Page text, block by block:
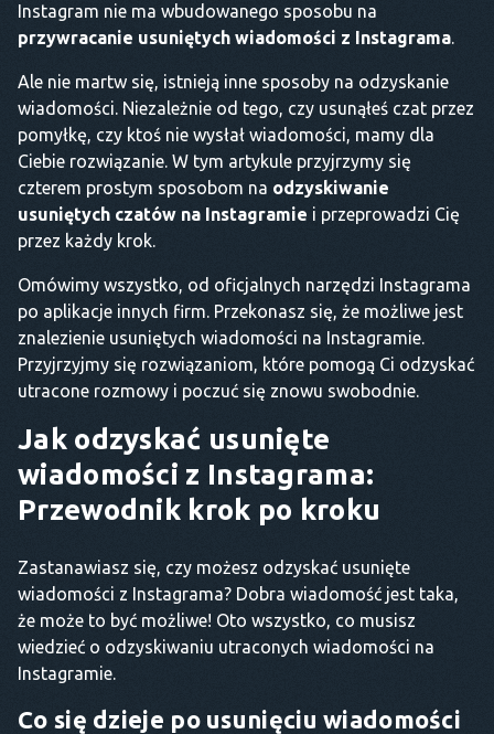
Instagram nie ma wbudowanego sposobu na
przywracanie usuniętych wiadomości z Instagrama.
Ale nie martw się, istnieją inne sposoby na odzyskanie
wiadomości. Niezależnie od tego, czy usunąłeś czat przez
pomyłkę, czy ktoś nie wysłał wiadomości, mamy dla
Ciebie rozwiązanie. W tym artykule przyjrzymy się
czterem prostym sposobom na odzyskiwanie
usuniętych czatów na Instagramie i przeprowadzi Cię
przez każdy krok.
Omówimy wszystko, od oficjalnych narzędzi Instagrama
po aplikacje innych firm. Przekonasz się, że możliwe jest
znalezienie usuniętych wiadomości na Instagramie.
Przyjrzyjmy się rozwiązaniom, które pomogą Ci odzyskać
utracone rozmowy i poczuć się znowu swobodnie.
Jak odzyskać usunięte
wiadomości z Instagrama:
Przewodnik krok po kroku
Zastanawiasz się, czy możesz odzyskać usunięte
wiadomości z Instagrama? Dobra wiadomość jest taka,
że może to być możliwe! Oto wszystko, co musisz
wiedzieć o odzyskiwaniu utraconych wiadomości na
Instagramie.
Co się dzieje po usunięciu wiadomości